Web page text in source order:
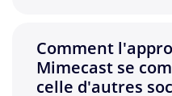
Comment
Mimecast se
celle d'autres